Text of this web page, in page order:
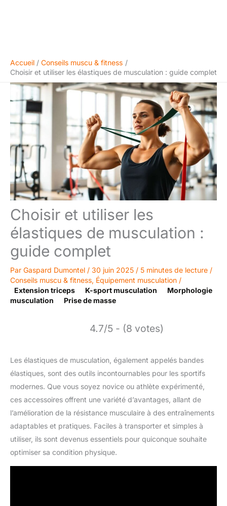
Accueil
Conseils muscu & fitness
Choisir et utiliser les élastiques de musculation : guide complet
Choisir et utiliser les
élastiques de musculation :
guide complet
Par Gaspard Dumontel / 30 juin 2025 / 5 minutes de lecture /
Conseils muscu & fitness, Équipement musculation /
Extension triceps
K-sport musculation
Morphologie
musculation
Prise de masse
4.7/5 - (8 votes)
Les élastiques de musculation, également appelés bandes
élastiques, sont des outils incontournables pour les sportifs
modernes. Que vous soyez novice ou athlète expérimenté,
ces accessoires offrent une variété d’avantages, allant de
l’amélioration de la résistance musculaire à des entraînements
adaptables et pratiques. Faciles à transporter et simples à
utiliser, ils sont devenus essentiels pour quiconque souhaite
optimiser sa condition physique.